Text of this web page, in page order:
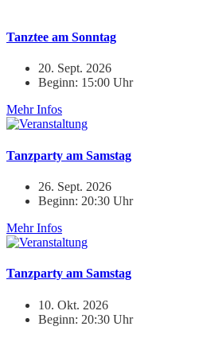
Tanztee am Sonntag
20. Sept. 2026
Beginn: 15:00 Uhr
Mehr Infos
Tanzparty am Samstag
26. Sept. 2026
Beginn: 20:30 Uhr
Mehr Infos
Tanzparty am Samstag
10. Okt. 2026
Beginn: 20:30 Uhr